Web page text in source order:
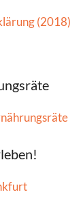
(2018)